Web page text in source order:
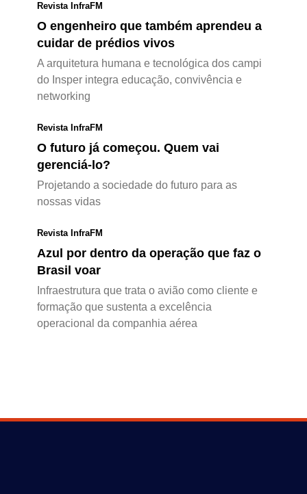
Revista InfraFM
O engenheiro que também aprendeu a
cuidar de prédios vivos
A arquitetura humana e tecnológica dos campi
do Insper integra educação, convivência e
networking
Revista InfraFM
O futuro já começou. Quem vai
gerenciá-lo?
Projetando a sociedade do futuro para as
nossas vidas
Revista InfraFM
Azul por dentro da operação que faz o
Brasil voar
Infraestrutura que trata o avião como cliente e
formação que sustenta a excelência
operacional da companhia aérea